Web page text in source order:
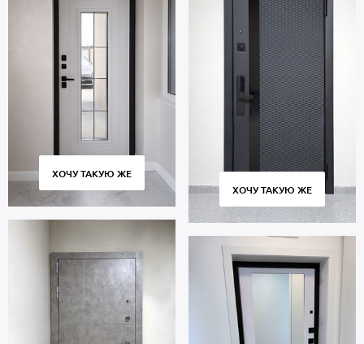
ХОЧУ ТАКУЮ ЖЕ
ХОЧУ ТАКУЮ ЖЕ